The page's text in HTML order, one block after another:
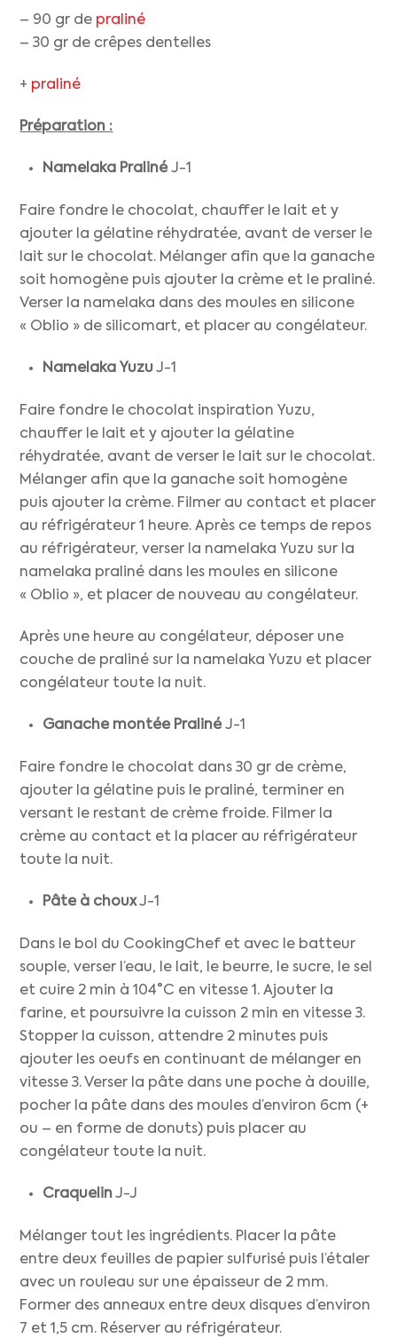
– 90 gr de praliné
– 30 gr de crêpes dentelles
+ praliné
Préparation :
Namelaka PralinéJ-1
Faire fondre le chocolat, chauffer le lait et y
ajouter la gélatine réhydratée, avant de verser le
lait sur le chocolat. Mélanger afin que la ganache
soit homogène puis ajouter la crème et le praliné.
Verser la namelaka dans des moules en silicone
« Oblio » de silicomart, et placer au congélateur.
Namelaka YuzuJ-1
Faire fondre le chocolat inspiration Yuzu,
chauffer le lait et y ajouter la gélatine
réhydratée, avant de verser le lait sur le chocolat.
Mélanger afin que la ganache soit homogène
puis ajouter la crème. Filmer au contact et placer
au réfrigérateur 1 heure. Après ce temps de repos
au réfrigérateur, verser la namelaka Yuzu sur la
namelaka praliné dans les moules en silicone
« Oblio », et placer de nouveau au congélateur.
Après une heure au congélateur, déposer une
couche de praliné sur la namelaka Yuzu et placer
congélateur toute la nuit.
Ganache montée PralinéJ-1
Faire fondre le chocolat dans 30 gr de crème,
ajouter la gélatine puis le praliné, terminer en
versant le restant de crème froide. Filmer la
crème au contact et la placer au réfrigérateur
toute la nuit.
Pâte à chouxJ-1
Dans le bol du CookingChef et avec le batteur
souple, verser l’eau, le lait, le beurre, le sucre, le sel
et cuire 2 min à 104°C en vitesse 1. Ajouter la
farine, et poursuivre la cuisson 2 min en vitesse 3.
Stopper la cuisson, attendre 2 minutes puis
ajouter les oeufs en continuant de mélanger en
vitesse 3. Verser la pâte dans une poche à douille,
pocher la pâte dans des moules d’environ 6cm (+
ou – en forme de donuts) puis placer au
congélateur toute la nuit.
CraquelinJ-J
Mélanger tout les ingrédients. Placer la pâte
entre deux feuilles de papier sulfurisé puis l’étaler
avec un rouleau sur une épaisseur de 2 mm.
Former des anneaux entre deux disques d’environ
7 et 1,5 cm. Réserver au réfrigérateur.